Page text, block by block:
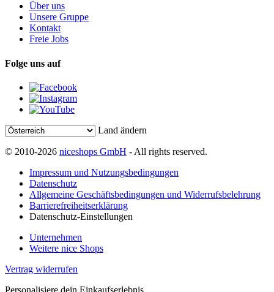
Über uns
Unsere Gruppe
Kontakt
Freie Jobs
Folge uns auf
Land ändern
© 2010-2026 niceshops GmbH - All rights reserved.
Impressum und Nutzungsbedingungen
Datenschutz
Allgemeine Geschäftsbedingungen und Widerrufsbelehrung
Barrierefreiheitserklärung
Datenschutz-Einstellungen
Unternehmen
Weitere nice Shops
Vertrag widerrufen
Personalisiere dein Einkaufserlebnis